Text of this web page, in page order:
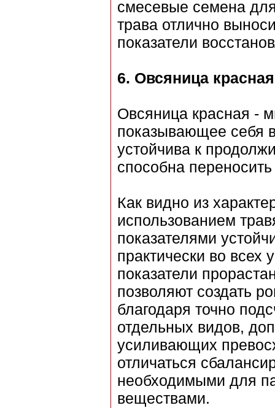
смесевые семена
трава отлично
показатели
6. Овсяница красная
Овсяница красная -
показывающее себя
устойчива к
способна
Как видно из
использованием
показателями
практически во
показатели
позволяют создать
благодаря точно
отдельных видов,
усиливающих
отличаться
необходимыми для
веществами.